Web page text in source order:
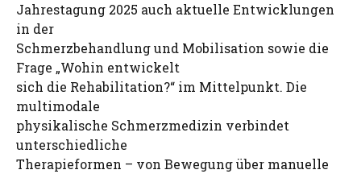
Jahrestagung 2025 auch aktuelle Entwicklungen
in der
Schmerzbehandlung und Mobilisation sowie die
Frage „Wohin entwickelt
sich die Rehabilitation?“ im Mittelpunkt. Die
multimodale
physikalische Schmerzmedizin verbindet
unterschiedliche
Therapieformen – von Bewegung über manuelle